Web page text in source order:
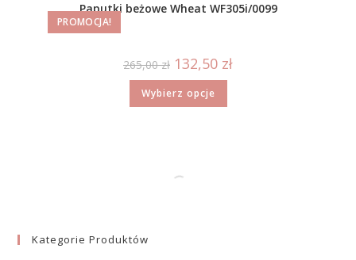
PROMOCJA!
Paputki beżowe Wheat WF305i/0099
265,00zł 132,50 zł
Wybierz opcje
Kategorie Produktów